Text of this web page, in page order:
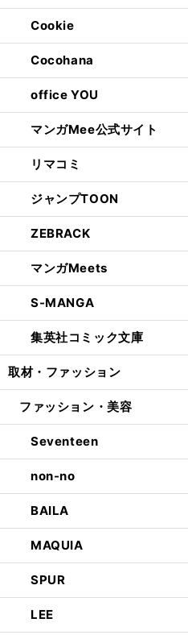
Cookie
Cocohana
office YOU
マンガMee公式サイト
リマコミ
ジャンプTOON
ZEBRACK
マンガMeets
S-MANGA
集英社コミック文庫
取材・ファッション
ファッション・美容
Seventeen
non-no
BAILA
MAQUIA
SPUR
LEE